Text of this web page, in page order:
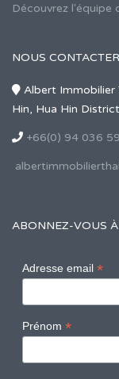
Découvrez l'équipe
NOUS CONTACTER
Albert Immobilier
Hin, Hua Hin
+66(0) 94 036
ABONNEZ-VOUS
Adresse email *
Prénom *